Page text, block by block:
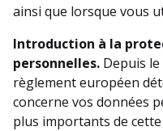
ainsi que lorsque vous
Introduction à la
personnelles. Depuis
règlement européen
concerne vos données
plus importants de